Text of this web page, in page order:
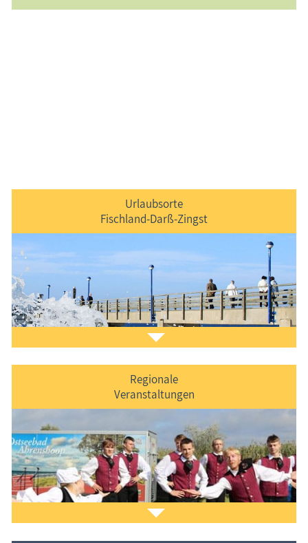
Urlaubsorte
Fischland-Darß-Zingst
DerFerienorte auf Fischland-Darß-Zingst
vorgestellt.
Regionale
Veranstaltungen